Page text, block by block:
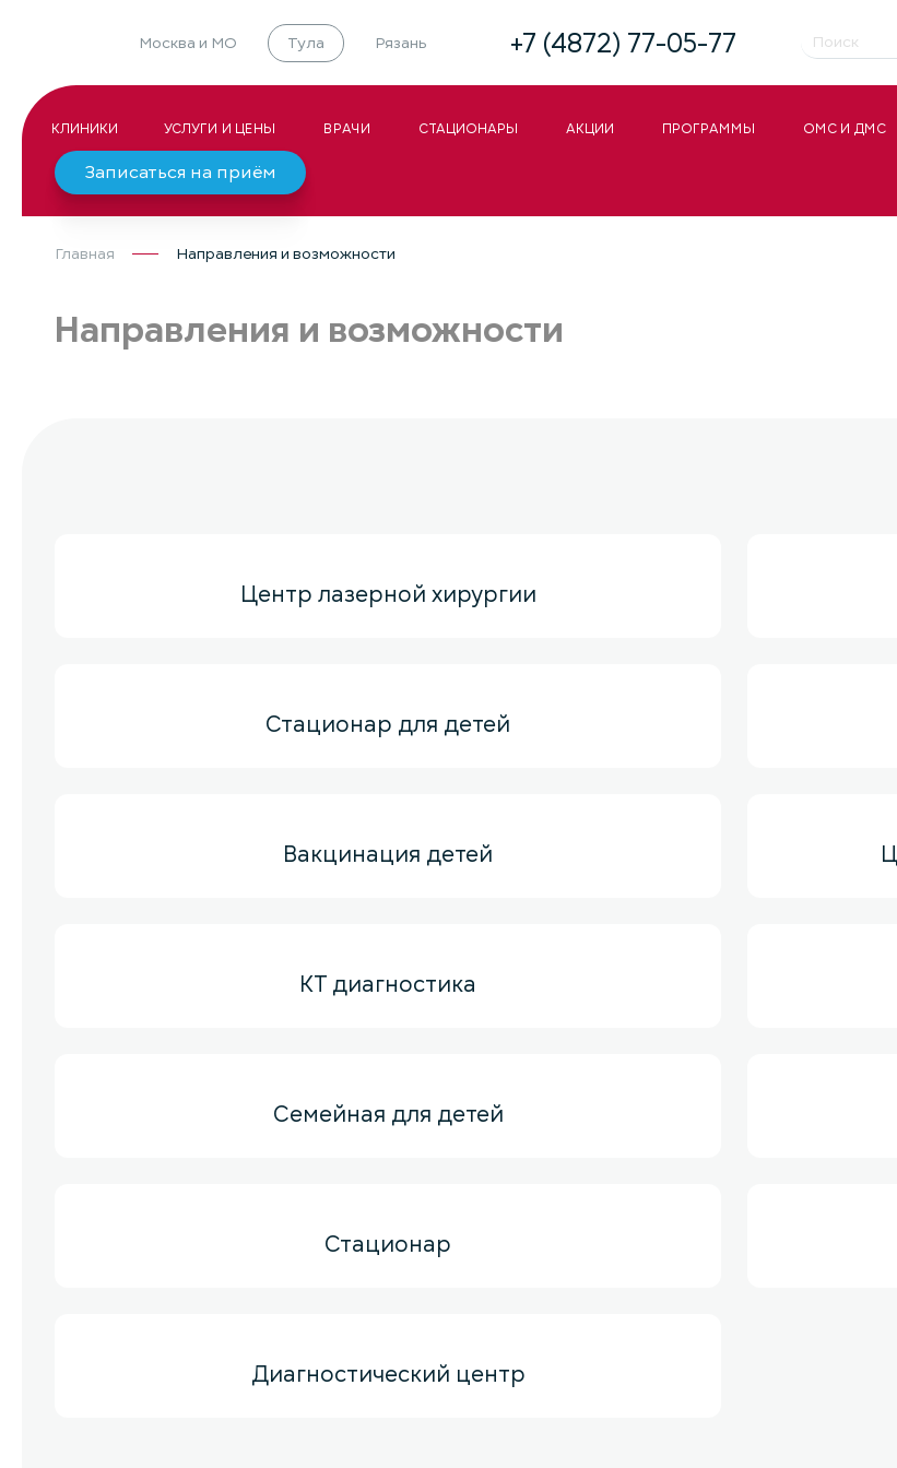
Москва и МО Тула Рязань +7 (4872) 77-05-77
КЛИНИКИ УСЛУГИ И ЦЕНЫ ВРАЧИ СТАЦИОНАРЫ АКЦИИ ПРОГРАММЫ ОМС И ДМС
Записаться на приём
Главная Направления и возможности
Направления и возможности
Центр лазерной хирургии
Стационар для детей
Вакцинация детей
КТ диагностика
Семейная для детей
Стационар
Диагностический центр